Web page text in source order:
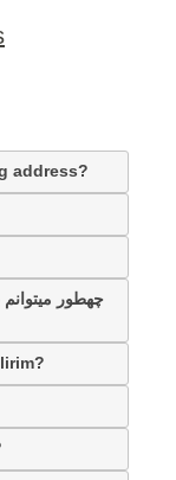
address?
چهطور میتوانم